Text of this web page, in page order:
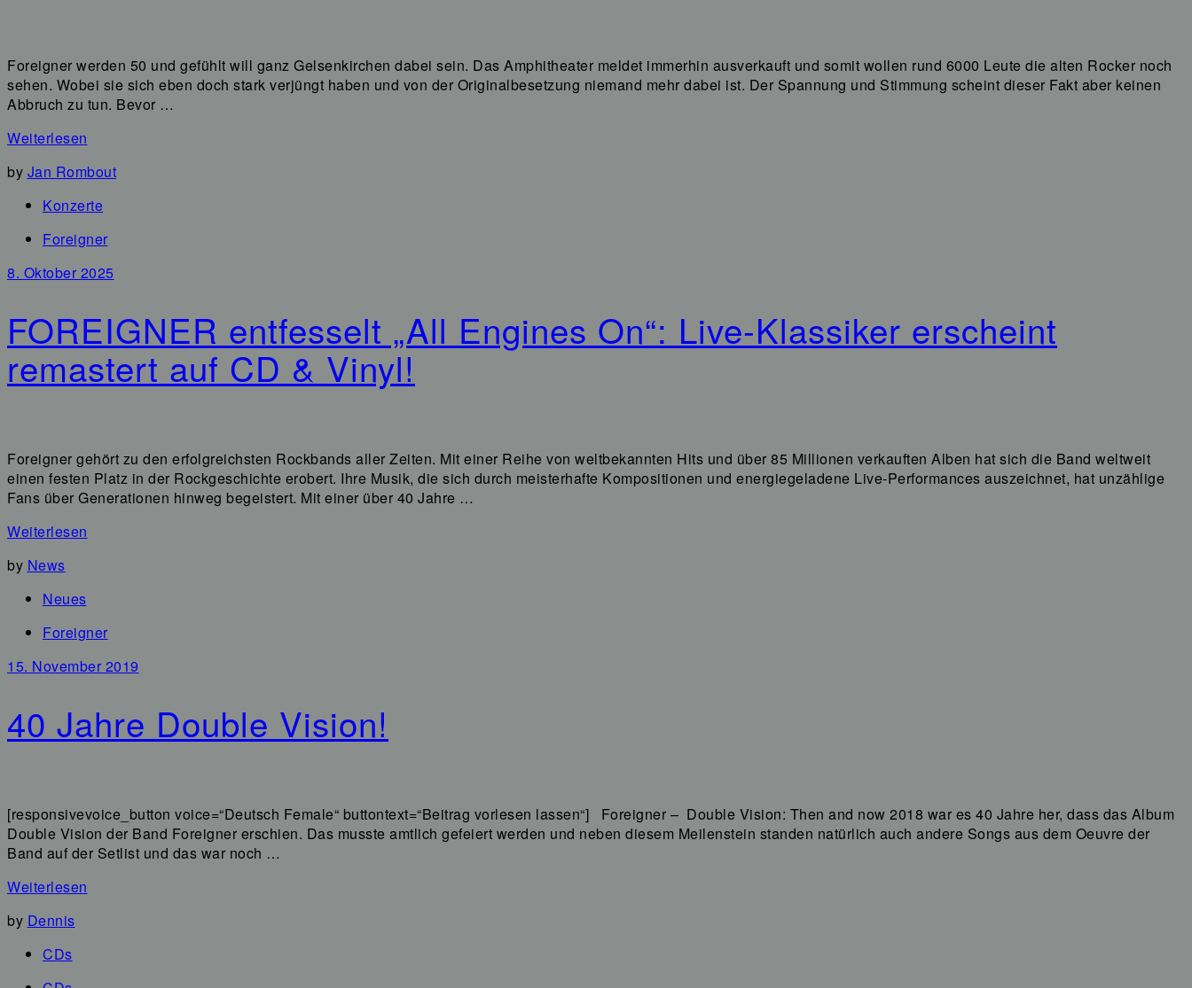
Foreigner werden 50 und gefühlt will ganz Gelsenkirchen dabei sein. Das Amphitheater meldet immerhin ausverkauft und somit wollen rund 6000 Leute die alten Rocker noch
sehen. Wobei sie sich eben doch stark verjüngt haben und von der Originalbesetzung niemand mehr dabei ist. Der Spannung und Stimmung scheint dieser Fakt aber keinen
Abbruch zu tun. Bevor …
Weiterlesen
by Jan Rombout
Konzerte
Foreigner
8. Oktober 2025
FOREIGNER entfesselt „All Engines On“: Live-Klassiker erscheint
remastert auf CD & Vinyl!
Foreigner gehört zu den erfolgreichsten Rockbands aller Zeiten. Mit einer Reihe von weltbekannten Hits und über 85 Millionen verkauften Alben hat sich die Band weltweit
einen festen Platz in der Rockgeschichte erobert. Ihre Musik, die sich durch meisterhafte Kompositionen und energiegeladene Live-Performances auszeichnet, hat unzählige
Fans über Generationen hinweg begeistert. Mit einer über 40 Jahre …
Weiterlesen
by News
Neues
Foreigner
15. November 2019
40 Jahre Double Vision!
[responsivevoice_button voice=“Deutsch Female“ buttontext=“Beitrag vorlesen lassen“] Foreigner – Double Vision: Then and now 2018 war es 40 Jahre her, dass das Album
Double Vision der Band Foreigner erschien. Das musste amtlich gefeiert werden und neben diesem Meilenstein standen natürlich auch andere Songs aus dem Oeuvre der
Band auf der Setlist und das war noch …
Weiterlesen
by Dennis
CDs